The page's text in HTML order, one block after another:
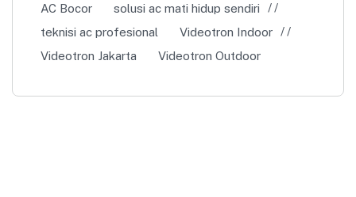
AC Bocor
solusi ac mati hidup sendiri
teknisi ac profesional
Videotron Indoor
Videotron Jakarta
Videotron Outdoor